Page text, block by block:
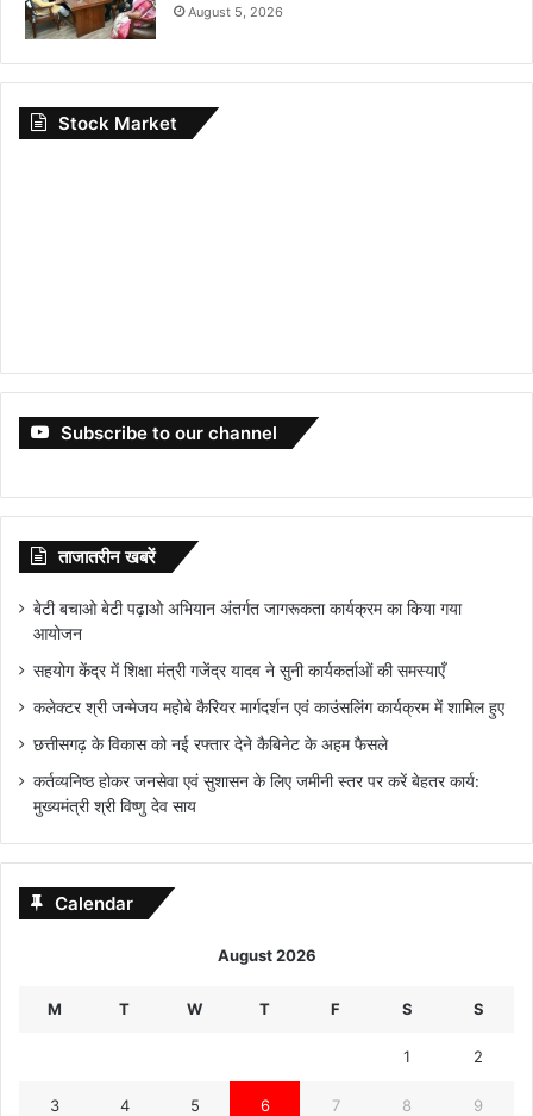
August 5, 2026
Stock Market
Subscribe to our channel
ताजातरीन खबरें
बेटी बचाओ बेटी पढ़ाओ अभियान अंतर्गत जागरूकता कार्यक्रम का किया गया
आयोजन
सहयोग केंद्र में शिक्षा मंत्री गजेंद्र यादव ने सुनी कार्यकर्ताओं की समस्याएँ
कलेक्टर श्री जन्मेजय महोबे कैरियर मार्गदर्शन एवं काउंसलिंग कार्यक्रम में शामिल हुए
छत्तीसगढ़ के विकास को नई रफ्तार देने कैबिनेट के अहम फैसले
कर्तव्यनिष्ठ होकर जनसेवा एवं सुशासन के लिए जमीनी स्तर पर करें बेहतर कार्य:
मुख्यमंत्री श्री विष्णु देव साय
Calendar
August 2026
M T W T F S S
1 2
3 4 5 6 7 8 9